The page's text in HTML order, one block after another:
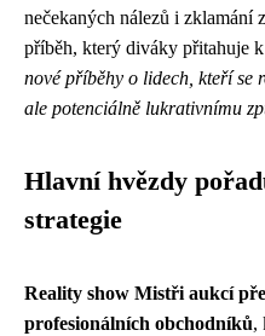
nečekaných nálezů i zklamání
příběh, který diváky přitahuje
nové příběhy o lidech, kteří se
ale potenciálně lukrativnímu
Hlavní hvězdy
strategie
Reality show Mistři aukcí
profesionálních obchodníků,